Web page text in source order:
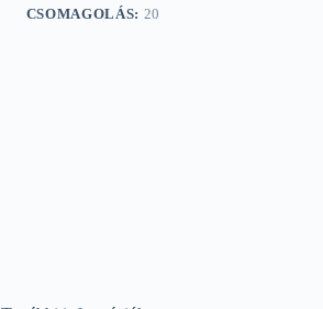
CSOMAGOLÁS: 20